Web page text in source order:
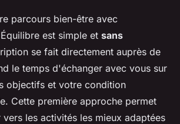
parcours bien-être avec
est simple et sans
se fait directement auprès de
le temps d'échanger avec vous sur
objectifs et votre condition
Cette première approche permet
les activités les mieux adaptées